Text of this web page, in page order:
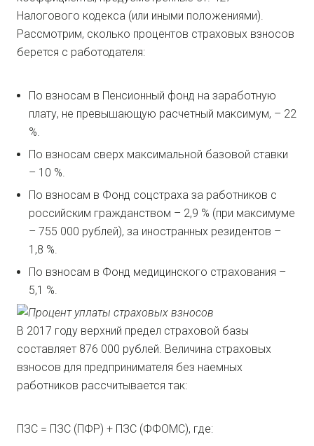
Налогового кодекса (или иными положениями).
Рассмотрим, сколько процентов страховых взносов
берется с работодателя:
По взносам в Пенсионный фонд на заработную
плату, не превышающую расчетный максимум, – 22
%.
По взносам сверх максимальной базовой ставки
– 10 %.
По взносам в Фонд соцстраха за работников с
российским гражданством – 2,9 % (при максимуме
– 755 000 рублей), за иностранных резидентов –
1,8 %.
По взносам в Фонд медицинского страхования –
5,1 %.
В 2017 году верхний предел страховой базы
составляет 876 000 рублей. Величина страховых
взносов для предпринимателя без наемных
работников рассчитывается так:
ПЗС = ПЗС (ПФР) + ПЗС (ФФОМС), где: